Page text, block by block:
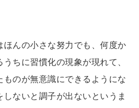
ほんの小さな努力でも、何度か
ちに習慣化の現象が現れて、
ものが無意識にできるようにな
しないと調子が出ないというま